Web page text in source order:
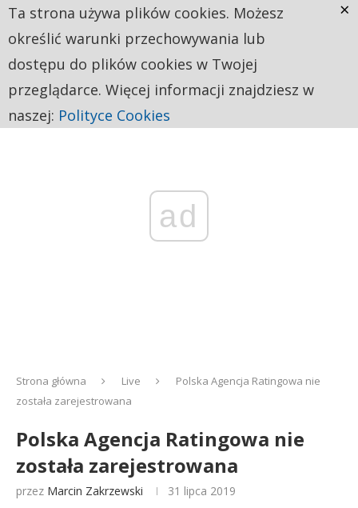
ad
Strona główna Live
Polska Agencja Ratingowa nie
została zarejestrowana
Polska Agencja Ratingowa nie
została zarejestrowana
przez Marcin Zakrzewski 31 lipca 2019
Ta strona używa plików cookies. Możesz
określić warunki przechowywania lub
dostępu do plików cookies w Twojej
przeglądarce. Więcej informacji znajdziesz w
naszej: Polityce Cookies
×